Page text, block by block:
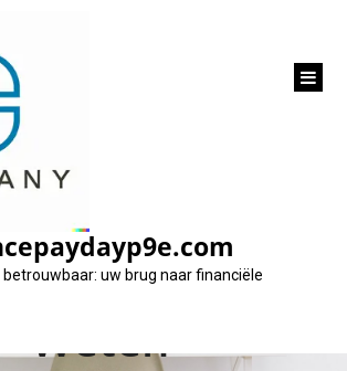
betrouwbaar: uw brug naar financiële
Geld Kan Ik
Een Huis?
Wat U Moet
Weten